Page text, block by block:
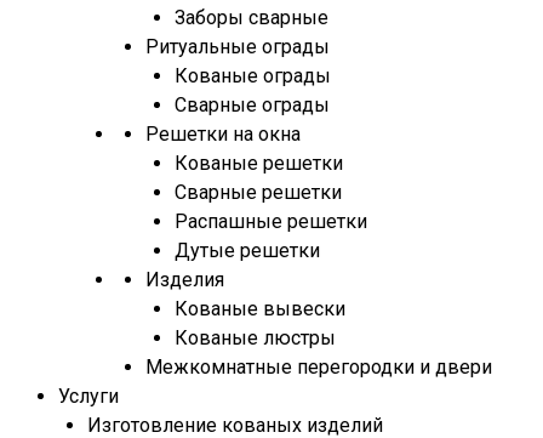
Заборы сварные
Ритуальные ограды
Кованые ограды
Сварные ограды
Решетки на окна
Кованые решетки
Сварные решетки
Распашные решетки
Дутые решетки
Изделия
Кованые вывески
Кованые люстры
Межкомнатные перегородки и двери
Услуги
Изготовление кованых изделий